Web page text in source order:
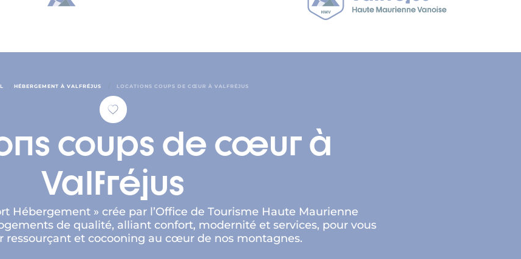
HÉBERGEMENT À VALFRÉJUS LOCATIONS COUPS DE CŒUR À VALFRÉJUS
coups de cœur à
Valfréjus
Hébergement » crée par l’Office de Tourisme Haute Maurienne
de qualité, alliant confort, modernité et services, pour vous
ressourçant et cocooning au cœur de nos montagnes.